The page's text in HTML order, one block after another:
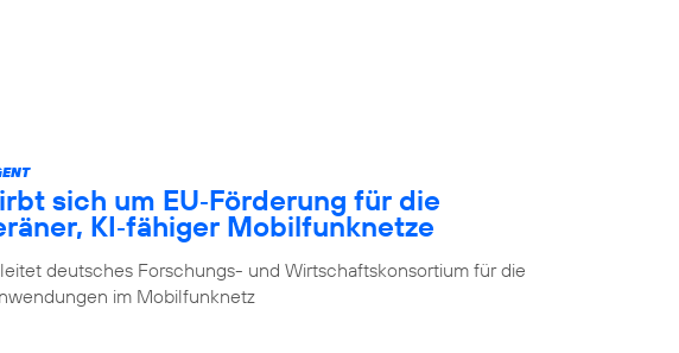
sich um EU‑Förderung für die
KI‑fähiger Mobilfunknetze
deutsches Forschungs- und Wirtschaftskonsortium für die
im Mobilfunknetz